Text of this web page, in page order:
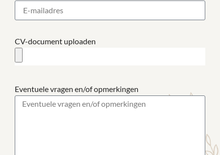
CV-document uploaden
Eventuele vragen en/of opmerkingen